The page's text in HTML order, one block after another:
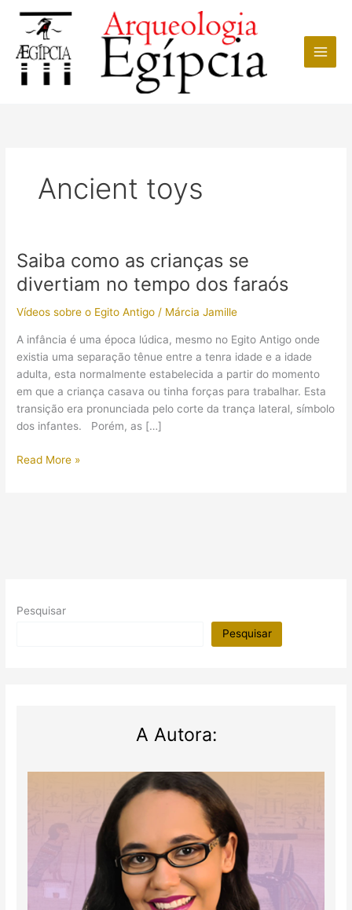
conteúdo
Ancient toys
Saiba como as crianças se
divertiam no tempo dos faraós
Vídeos sobre o Egito Antigo / Márcia Jamille
A infância é uma época lúdica, mesmo no Egito Antigo onde
existia uma separação tênue entre a tenra idade e a idade
adulta, esta normalmente estabelecida a partir do momento
em que a criança casava ou tinha forças para trabalhar. Esta
transição era pronunciada pelo corte da trança lateral, símbolo
dos infantes. Porém, as […]
Saiba
faraós
Read More »
Pesquisar
Pesquisar
A Autora: